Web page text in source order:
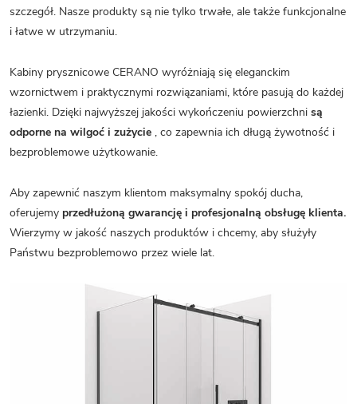
szczegół. Nasze produkty są nie tylko trwałe, ale także funkcjonalne
i łatwe w utrzymaniu.
Kabiny prysznicowe CERANO wyróżniają się eleganckim
wzornictwem i praktycznymi rozwiązaniami, które pasują do każdej
łazienki. Dzięki najwyższej jakości wykończeniu powierzchni są
odporne na wilgoć i zużycie , co zapewnia ich długą żywotność i
bezproblemowe użytkowanie.
Aby zapewnić naszym klientom maksymalny spokój ducha,
oferujemy przedłużoną gwarancję i profesjonalną obsługę klienta.
Wierzymy w jakość naszych produktów i chcemy, aby służyły
Państwu bezproblemowo przez wiele lat.